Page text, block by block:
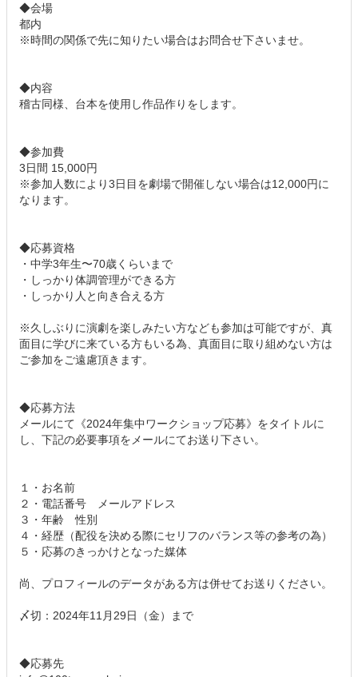
◆会場
都内
※時間の関係で先に知りたい場合はお問合せ下さいませ。
◆内容
稽古同様、台本を使用し作品作りをします。
◆参加費
3日間 15,000円
※参加人数により3日目を劇場で開催しない場合は12,000円に
なります。
◆応募資格
・中学3年生〜70歳くらいまで
・しっかり体調管理ができる方
・しっかり人と向き合える方
※久しぶりに演劇を楽しみたい方なども参加は可能ですが、真
面目に学びに来ている方もいる為、真面目に取り組めない方は
ご参加をご遠慮頂きます。
◆応募方法
メールにて《2024年集中ワークショップ応募》をタイトルに
し、下記の必要事項をメールにてお送り下さい。
１・お名前
２・電話番号 メールアドレス
３・年齢 性別
４・経歴（配役を決める際にセリフのバランス等の参考の為）
５・応募のきっかけとなった媒体
尚、プロフィールのデータがある方は併せてお送りください。
〆切：2024年11月29日（金）まで
◆応募先